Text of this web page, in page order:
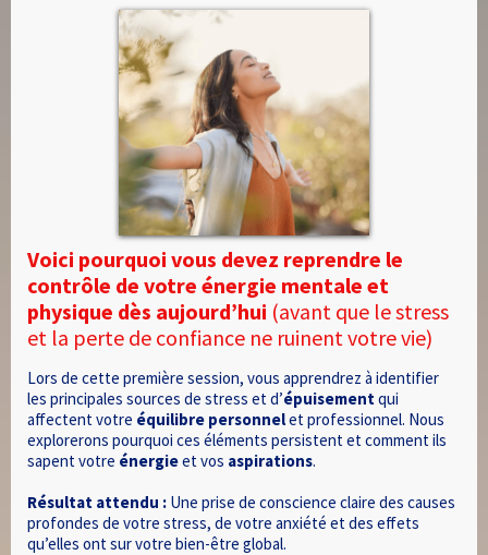
Voici pourquoi vous devez reprendre le
contrôle de votre énergie mentale et
physique dès aujourd’hui (avant que le stress
et la perte de confiance ne ruinent votre vie)
Lors de cette première session, vous apprendrez à identifier
les principales sources de stress et d’épuisement qui
affectent votre équilibre personnelet professionnel. Nous
explorerons pourquoi ces éléments persistent et comment ils
sapent votre énergieet vos aspirations.
Résultat attendu : Une prise de conscience claire des causes
profondes de votre stress, de votre anxiété et des effets
qu’elles ont sur votre bien-être global.